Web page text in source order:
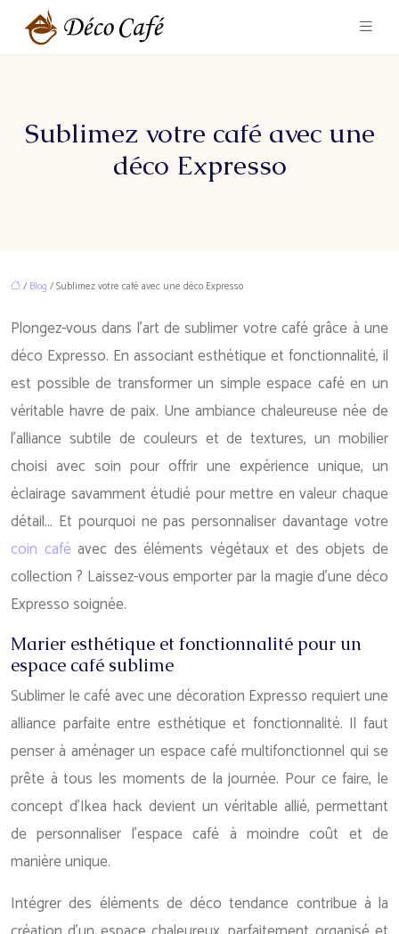
Sublimez votre café avec une
déco Expresso
/ Blog / Sublimez votre café avec une déco Expresso
Plongez-vous dans l’art de sublimer votre café grâce à une
déco Expresso. En associant esthétique et fonctionnalité, il
est possible de transformer un simple espace café en un
véritable havre de paix. Une ambiance chaleureuse née de
l’alliance subtile de couleurs et de textures, un mobilier
choisi avec soin pour offrir une expérience unique, un
éclairage savamment étudié pour mettre en valeur chaque
détail… Et pourquoi ne pas personnaliser davantage votre
coin café avec des éléments végétaux et des objets de
collection ? Laissez-vous emporter par la magie d’une déco
Expresso soignée.
Marier esthétique et fonctionnalité pour un
espace café sublime
Sublimer le café avec une décoration Expresso requiert une
alliance parfaite entre esthétique et fonctionnalité. Il faut
penser à aménager un espace café multifonctionnel qui se
prête à tous les moments de la journée. Pour ce faire, le
concept d’Ikea hack devient un véritable allié, permettant
de personnaliser l’espace café à moindre coût et de
manière unique.
Intégrer des éléments de déco tendance contribue à la